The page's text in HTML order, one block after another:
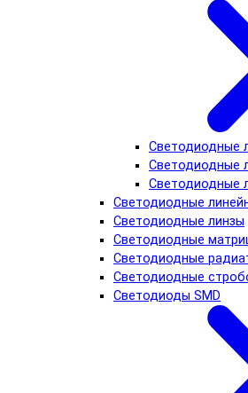
Светодиодные
Светодиодные
Светодиодные
Светодиодные
Светодиодные линзы
Светодиодные
Светодиодные
Светодиодные
Светодиоды SMD